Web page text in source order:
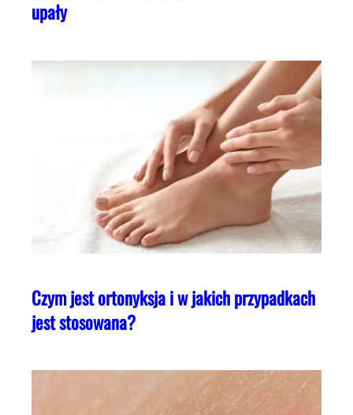
upały
Czym jest ortonyksja i w jakich przypadkach
jest stosowana?